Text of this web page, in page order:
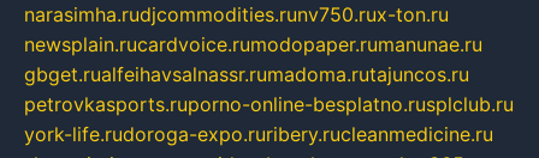
narasimha.rudjcommodities.runv750.rux-ton.ru
newsplain.rucardvoice.rumodopaper.rumanunae.ru
gbget.rualfeihavsalnassr.rumadoma.rutajuncos.ru
petrovkasports.ruporno-online-besplatno.rusplclub.ru
york-life.rudoroga-expo.ruribery.rucleanmedicine.ru